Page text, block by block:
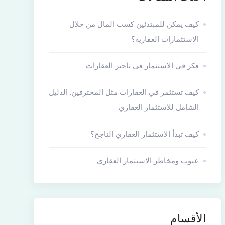
كيف يمكن للمبتدئين كسب المال من خلال
الاستثمارات العقارية؟
فكر في الاستثمار في تأجير العقارات
كيف تستثمر في العقارات مثل المحترفين: الدليل
الشامل للاستثمار العقاري
كيف تبدأ الاستثمار العقاري الناجح؟
عيوب ومخاطر الاستثمار العقاري
الأقسام